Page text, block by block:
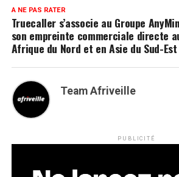
A NE PAS RATER
Truecaller s’associe au Groupe
son empreinte commerciale directe
Afrique du Nord et en Asie du Sud-Est
Team Afriveille
PUBLICITÉ